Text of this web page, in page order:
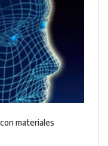
materiales